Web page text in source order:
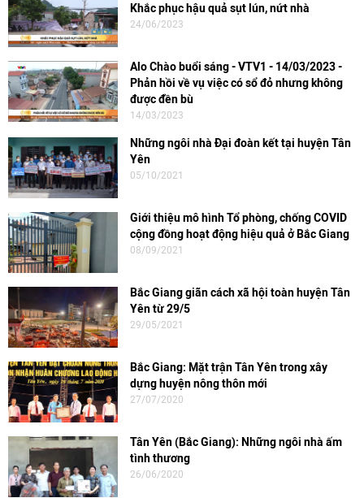
Khắc phục hậu quả sụt lún, nứt nhà
24/06/2023
Alo Chào buổi sáng - VTV1 - 14/03/2023 -
Phản hồi về vụ việc có sổ đỏ nhưng không
được đền bù
14/03/2023
Những ngôi nhà Đại đoàn kết tại huyện Tân
Yên
05/10/2021
Giới thiệu mô hình Tổ phòng, chống COVID
cộng đồng hoạt động hiệu quả ở Bắc Giang
08/09/2021
Bắc Giang giãn cách xã hội toàn huyện Tân
Yên từ 29/5
29/05/2021
Bắc Giang: Mặt trận Tân Yên trong xây
dựng huyện nông thôn mới
27/07/2020
Tân Yên (Bắc Giang): Những ngôi nhà ấm
tình thương
26/06/2020